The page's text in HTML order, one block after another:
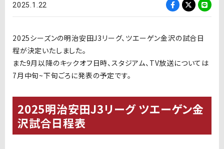
2025.1.22
2025シーズンの明治安田J3リーグ、ツエーゲン金沢の試合日
程が決定いたしました。
また9月以降のキックオフ日時、スタジアム、TV放送については
7月中旬~下旬ごろに発表の予定です。
2025明治安田J3リーグ ツエーゲン金
沢試合日程表